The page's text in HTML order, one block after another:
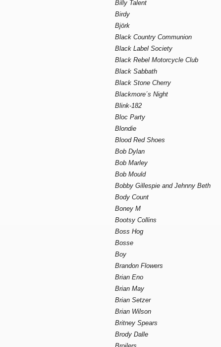
Billy Talent
Birdy
Björk
Black Country Communion
Black Label Society
Black Rebel Motorcycle Club
Black Sabbath
Black Stone Cherry
Blackmore´s Night
Blink-182
Bloc Party
Blondie
Blood Red Shoes
Bob Dylan
Bob Marley
Bob Mould
Bobby Gillespie and Jehnny Beth
Body Count
Boney M
Bootsy Collins
Boss Hog
Bosse
Boy
Brandon Flowers
Brian Eno
Brian May
Brian Setzer
Brian Wilson
Britney Spears
Brody Dalle